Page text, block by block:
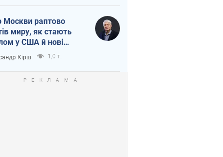
Москви раптово
миру, як стають
у США й нові
топ-рейтинги
Кірш 1,0 т.